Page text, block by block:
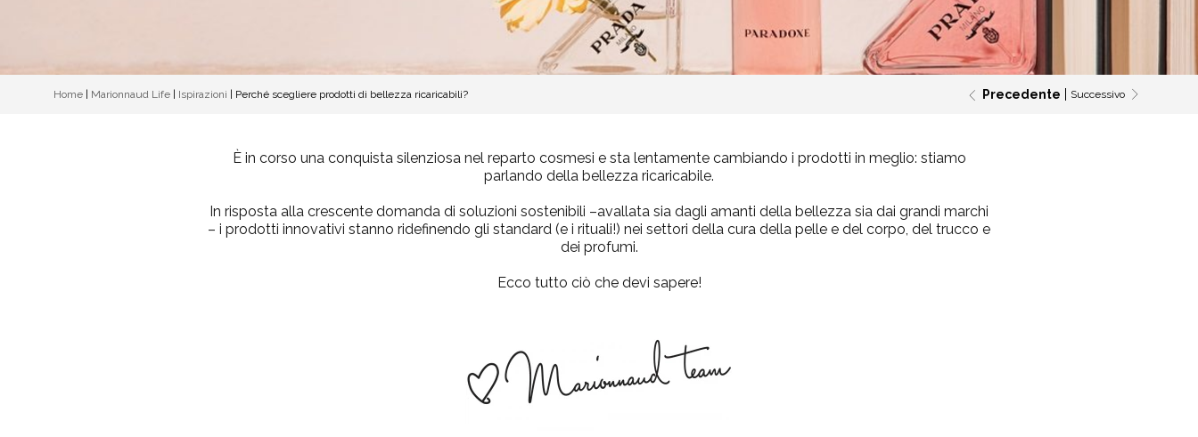
Home Marionnaud Life Ispirazioni Perché scegliere prodotti di bellezza ricaricabili? Precedente Successivo
È in corso una conquista silenziosa nel reparto cosmesi e sta lentamente cambiando i prodotti in meglio: stiamo
parlando della bellezza ricaricabile.
In risposta alla crescente domanda di soluzioni sostenibili –avallata sia dagli amanti della bellezza sia dai grandi marchi
– i prodotti innovativi stanno ridefinendo gli standard (e i rituali!) nei settori della cura della pelle e del corpo, del trucco e
dei profumi.
Ecco tutto ciò che devi sapere!